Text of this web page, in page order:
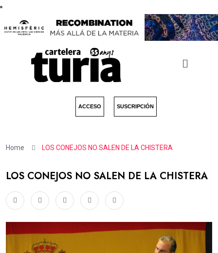
ACCESO SUSCRIPCIÓN
Home LOS CONEJOS NO SALEN DE LA CHISTERA
LOS CONEJOS NO SALEN DE LA CHISTERA